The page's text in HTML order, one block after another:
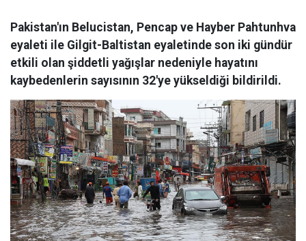
Pakistan'ın Belucistan, Pencap ve Hayber Pahtunhva
eyaleti ile Gilgit-Baltistan eyaletinde son iki gündür
etkili olan şiddetli yağışlar nedeniyle hayatını
kaybedenlerin sayısının 32'ye yükseldiği bildirildi.